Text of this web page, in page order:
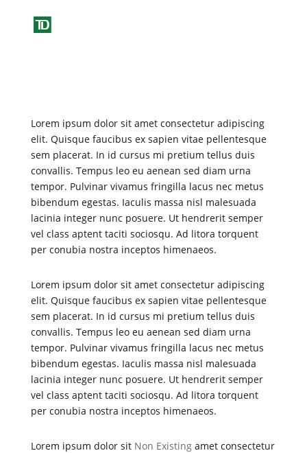
Lorem ipsum dolor sit amet consectetur adipiscing
elit. Quisque faucibus ex sapien vitae pellentesque
sem placerat. In id cursus mi pretium tellus duis
convallis. Tempus leo eu aenean sed diam urna
tempor. Pulvinar vivamus fringilla lacus nec metus
bibendum egestas. Iaculis massa nisl malesuada
lacinia integer nunc posuere. Ut hendrerit semper
vel class aptent taciti sociosqu. Ad litora torquent
per conubia nostra inceptos himenaeos.
Lorem ipsum dolor sit amet consectetur adipiscing
elit. Quisque faucibus ex sapien vitae pellentesque
sem placerat. In id cursus mi pretium tellus duis
convallis. Tempus leo eu aenean sed diam urna
tempor. Pulvinar vivamus fringilla lacus nec metus
bibendum egestas. Iaculis massa nisl malesuada
lacinia integer nunc posuere. Ut hendrerit semper
vel class aptent taciti sociosqu. Ad litora torquent
per conubia nostra inceptos himenaeos.
Lorem ipsum dolor sit Non Existingamet consectetur